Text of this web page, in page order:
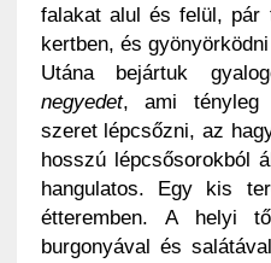
falakat alul és felül, pár
kertben, és
Utána bejártuk
negyedet, ami tényleg
szeret lépcsőzni, az
hosszú lépcsősorokból
hangulatos. Egy kis
étteremben. A helyi
burgonyával és